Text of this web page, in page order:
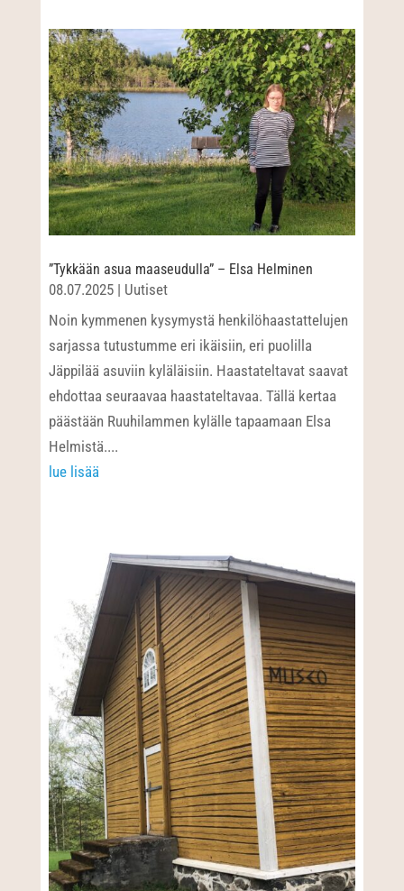
”Tykkään asua maaseudulla” – Elsa Helminen
08.07.2025| Uutiset
Noin kymmenen kysymystä henkilöhaastattelujen
sarjassa tutustumme eri ikäisiin, eri puolilla
Jäppilää asuviin kyläläisiin. Haastateltavat saavat
ehdottaa seuraavaa haastateltavaa. Tällä kertaa
päästään Ruuhilammen kylälle tapaamaan Elsa
Helmistä....
lue lisää